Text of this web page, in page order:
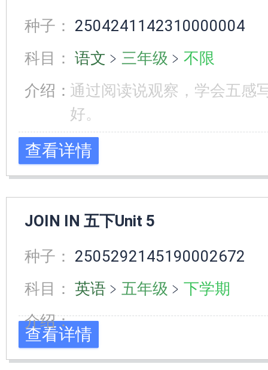
种子： 2504241142310000004
科目： 语文 ﹥ 三年级 ﹥ 不限
介绍：通过阅读说观察，学会五感
好。
查看详情
JOIN IN 五下Unit 5
种子： 2505292145190002672
科目： 英语 ﹥ 五年级 ﹥ 下学期
介绍：
查看详情